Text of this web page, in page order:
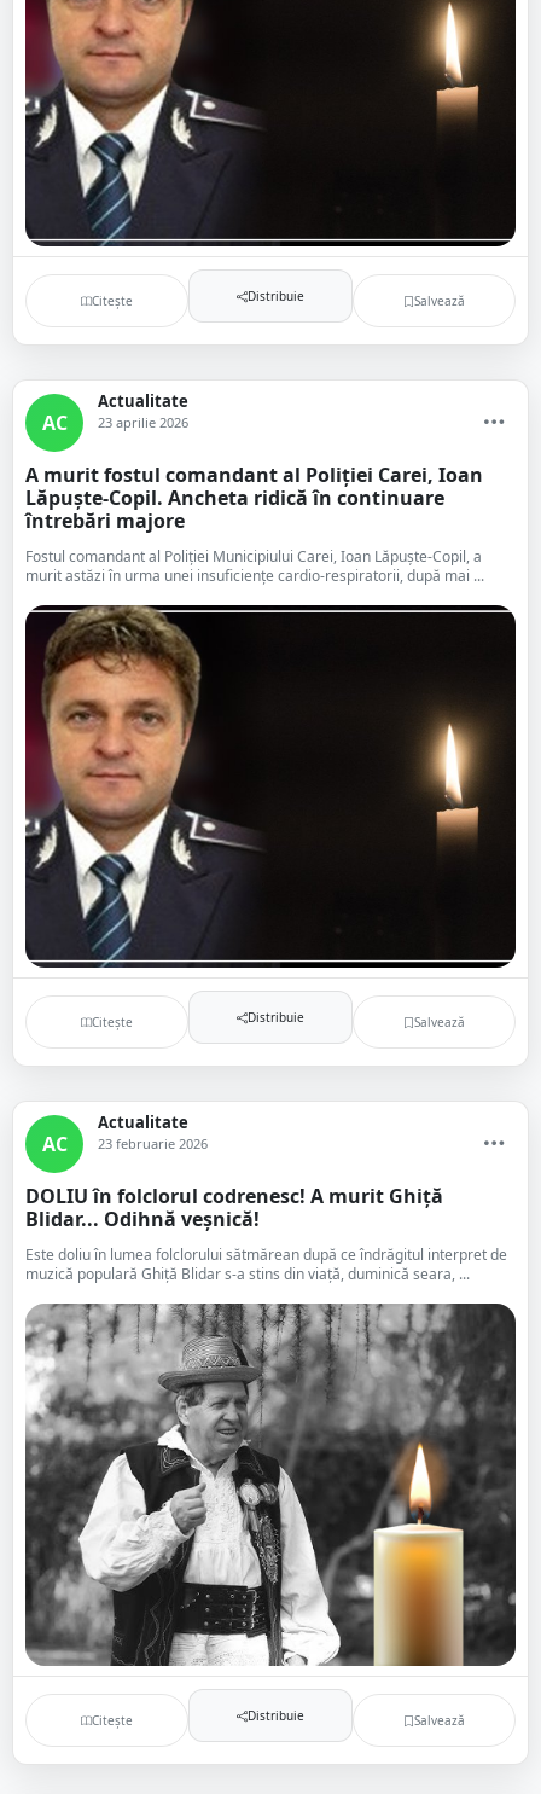
Citește Distribuie Salvează
AC
Actualitate
23 aprilie 2026
A murit fostul comandant al Poliției Carei, Ioan
Lăpuște-Copil. Ancheta ridică în continuare
întrebări majore
Fostul comandant al Poliției Municipiului Carei, Ioan Lăpuște-Copil, a
murit astăzi în urma unei insuficiențe cardio-respiratorii, după mai ...
Citește Distribuie Salvează
AC
Actualitate
23 februarie 2026
DOLIU în folclorul codrenesc! A murit Ghiță
Blidar... Odihnă veșnică!
Este doliu în lumea folclorului sătmărean după ce îndrăgitul interpret de
muzică populară Ghiță Blidar s-a stins din viață, duminică seara, ...
Citește Distribuie Salvează